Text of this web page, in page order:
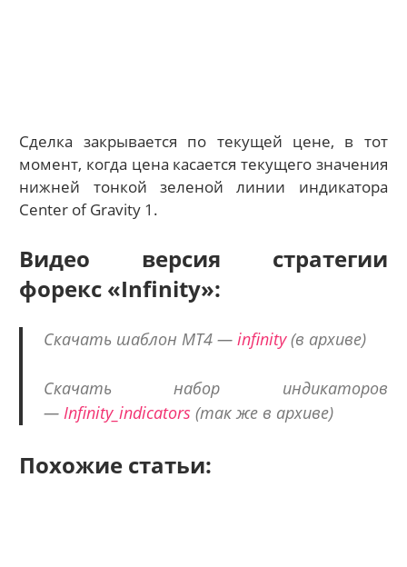
Сделка закрывается по текущей цене, в тот
момент, когда цена касается текущего значения
нижней тонкой зеленой линии индикатора
Center of Gravity 1.
Видео версия стратегии
форекс «Infinity»:
Скачать шаблон МТ4 — infinity(в архиве)
Скачать набор индикаторов
— Infinity_indicators(так же в архиве)
Похожие статьи: